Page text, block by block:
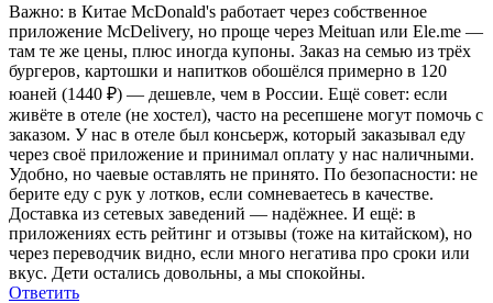
Важно: в Китае McDonald's работает через собственное
приложение McDelivery, но проще через Meituan или Ele.me —
там те же цены, плюс иногда купоны. Заказ на семью из трёх
бургеров, картошки и напитков обошёлся примерно в 120
юаней (1440 ₽) — дешевле, чем в России. Ещё совет: если
живёте в отеле (не хостел), часто на ресепшене могут помочь с
заказом. У нас в отеле был консьерж, который заказывал еду
через своё приложение и принимал оплату у нас наличными.
Удобно, но чаевые оставлять не принято. По безопасности: не
берите еду с рук у лотков, если сомневаетесь в качестве.
Доставка из сетевых заведений — надёжнее. И ещё: в
приложениях есть рейтинг и отзывы (тоже на китайском), но
через переводчик видно, если много негатива про сроки или
вкус. Дети остались довольны, а мы спокойны.
Ответить